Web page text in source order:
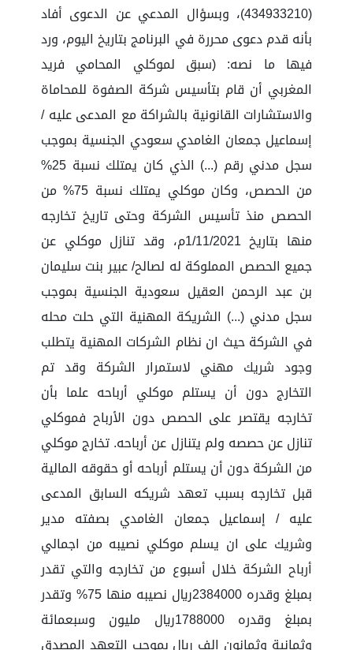
(434933210)، وبسؤال المدعي عن الدعوى أفاد
بأنه قدم دعوى محررة في البرنامج بتاريخ اليوم، ورد
فيها ما نصه: (سبق لموكلي المحامي فريد
المغربي أن قام بتأسيس شركة الصفوة للمحاماة
والاستشارات القانونية بالشراكة مع المدعى عليه /
إسماعيل جمعان الغامدي سعودي الجنسية بموجب
سجل مدني رقم (...) الذي كان يمتلك نسبة 25%
من الحصص، وكان موكلي يمتلك نسبة 75% من
الحصص منذ تأسيس الشركة وحتى تاريخ تخارجه
منها بتاريخ 1/11/2021م، وقد تنازل موكلي عن
جميع الحصص المملوكة له لصالح/ عبير بنت سليمان
بن عبد الرحمن العقيل سعودية الجنسية بموجب
سجل مدني (...) الشريكة المهنية التي حلت محله
في الشركة حيث ان نظام الشركات المهنية يتطلب
وجود شريك مهني لاستمرار الشركة وقد تم
التخارج دون أن يستلم موكلي أرباحه علما بأن
تخارجه يقتصر على الحصص دون الأرباح فموكلي
تنازل عن حصصه ولم يتنازل عن أرباحه. تخارج موكلي
من الشركة دون أن يستلم أرباحه أو حقوقه المالية
قبل تخارجه بسبب تعهد شريكه السابق المدعى
عليه / إسماعيل جمعان الغامدي بصفته مدير
وشريك على ان يسلم موكلي نصيبه من اجمالي
أرباح الشركة خلال أسبوع من تخارجه والتي تقدر
بمبلغ وقدره 2384000ريال نصيبه منها 75% وتقدر
بمبلغ وقدره 1788000ريال مليون وسبعمائة
وثمانية وثمانون الف ريال بموجب التعهد المصدق